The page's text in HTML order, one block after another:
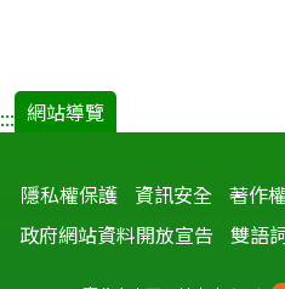
::: 網站導覽
隱私權保護 資訊安全 著作
政府網站資料開放宣告
雙語